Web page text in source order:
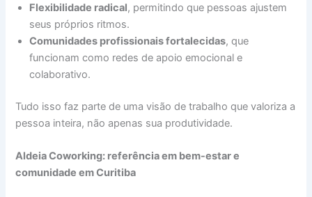
Flexibilidade radical, permitindo que pessoas ajustem
seus próprios ritmos.
Comunidades profissionais fortalecidas, que
funcionam como redes de apoio emocional e
colaborativo.
Tudo isso faz parte de uma visão de trabalho que valoriza a
pessoa inteira, não apenas sua produtividade.
Aldeia Coworking: referência em bem-estar e
comunidade em Curitiba